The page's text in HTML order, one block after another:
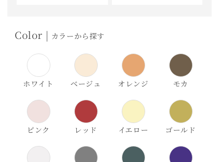
Color | カラーから探す
ホワイト ベージュ オレンジ モカ
ピンク レッド イエロー ゴールド